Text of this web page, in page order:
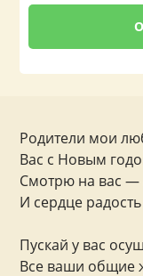
Родители мои
Вас с Новым
Смотрю на вас —
И сердце
Пускай у вас
Все ваши общие